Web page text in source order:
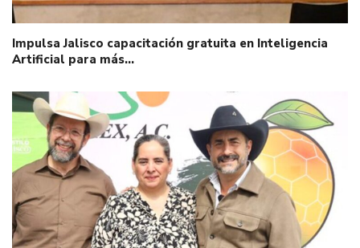
Impulsa Jalisco capacitación gratuita en Inteligencia
Artificial para más…